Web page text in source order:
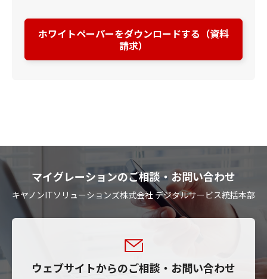
ホワイトペーパーをダウンロードする（資料
請求）
マイグレーションのご相談・お問い合わせ
キヤノンITソリューションズ株式会社 デジタルサービス統括本部
ウェブサイトからのご相談・お問い合わせ